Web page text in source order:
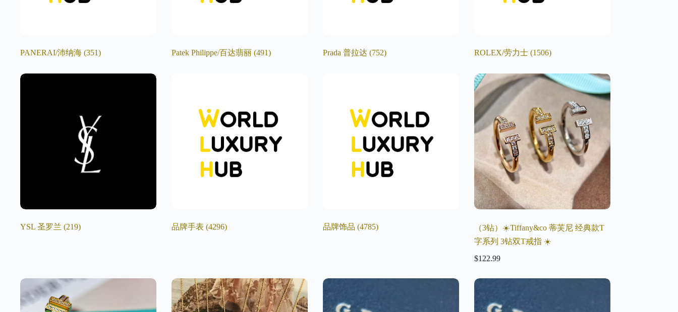
PANERAI/沛纳海 (351) Patek Philippe/百达翡丽 (491) Prada 普拉达 (752) ROLEX/劳力士 (1506)
YSL 圣罗兰 (219) 品牌手表 (4296) 品牌饰品 (4785)
（3钻）☀️Tiffany&co 蒂芙尼 经典款T
字系列 3钻双T戒指 ☀️
$122.99